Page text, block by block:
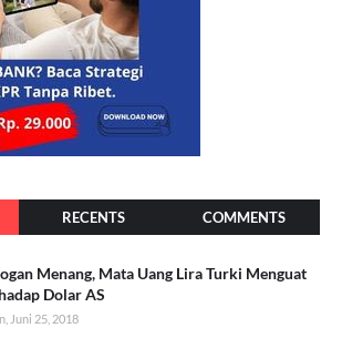
RECENTS COMMENTS
Menang, Mata Uang Lira Turki Menguat
Dolar AS
Juni 25, 2018